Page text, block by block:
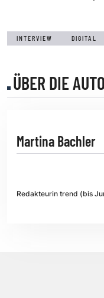
INTERVIEW DIGITAL
ÜBER DIE
Martina Bachler
Redakteurin trend (bis